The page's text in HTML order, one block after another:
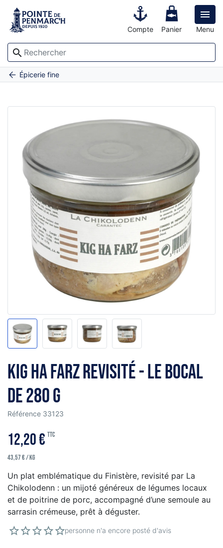

Menu
search
Compte Panier
AccueilÉpicerie fine
Kig Ha Farz revisité - le bocal de 280 g
Kig Ha Farz revisité - le bocal
de 280 g
Référence 33123
12,20 € TTC
43,57 € / kg
Un plat emblématique du Finistère, revisité par La
Chikolodenn : un mijoté généreux de légumes locaux
et de poitrine de porc, accompagné d’une semoule au
sarrasin crémeuse, prêt à déguster.
personne n'a encore posté d'avis